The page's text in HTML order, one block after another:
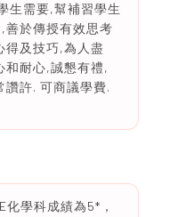
生需要,幫補習學生
善於傳授有效思考
得及技巧,為人盡
和耐心,誠懇有禮,
許. 可商議學費.
化學科成績為5*，